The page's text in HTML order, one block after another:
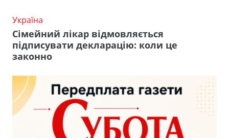
Україна
Сімейний лікар відмовляється
підписувати декларацію: коли це
законно